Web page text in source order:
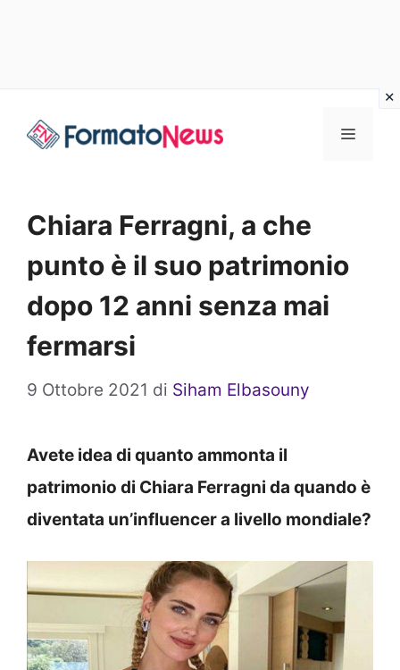
Menu
Chiara Ferragni, a che
punto è il suo patrimonio
dopo 12 anni senza mai
fermarsi
9 Ottobre 2021 di Siham Elbasouny
Avete idea di quanto ammonta il
patrimonio di Chiara Ferragni da quando è
diventata un’influencer a livello mondiale?